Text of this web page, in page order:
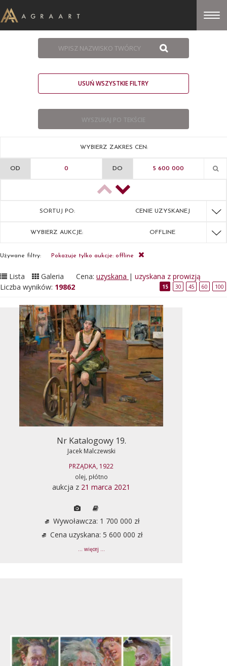
USUŃ WSZYSTKIE FILTRY
WYBIERZ ZAKRES CEN:
OD DO
SORTUJ PO: CENIE UZYSKANEJ
WYBIERZ AUKCJE: OFFLINE
Używane filtry: Pokazuje tylko aukcje: offline
Lista Galeria Cena: uzyskana | uzyskana z prowizją
Liczba wyników: 19862 15 30 45 60 100
Nr Katalogowy 19.
Jacek Malczewski
PRZĄDKA, 1922
olej, płótno
aukcja z 21 marca 2021
Wywoławcza: 1 700 000 zł
Cena uzyskana: 5 600 000 zł
... więcej ...